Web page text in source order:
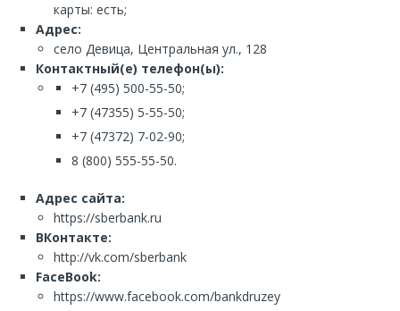
карты: есть;
Адрес:
село Девица, Центральная ул., 128
Контактный(е) телефон(ы):
+7 (495) 500-55-50;
+7 (47355) 5-55-50;
+7 (47372) 7-02-90;
8 (800) 555-55-50.
Адрес сайта:
https://sberbank.ru
ВКонтакте:
http://vk.com/sberbank
FaceBook:
https://www.facebook.com/bankdruzey